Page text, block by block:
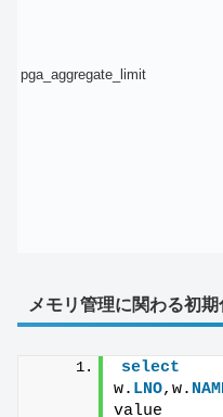
pga_aggregate_limit
メモリ管理に関わる初
select
w. LNO,w.
value